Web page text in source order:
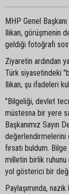
MHP Genel
Ilıkan, görüşmenin
geldiği fotoğrafı
Ziyaretin ardından
Türk siyasetindeki
Ilıkan, şu ifadeleri
"Bilgeliği, devlet
müstesna bir yere
Başkanımız
fırsatı buldum.
milletin birlik ruhunu
yol gösterici bir
Paylaşımında,